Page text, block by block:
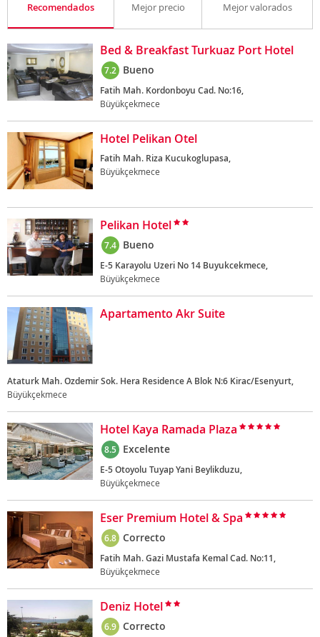
Recomendados Mejor precio Mejor valorados
Bed & Breakfast Turkuaz Port Hotel
7.2 Bueno
Fatih Mah. Kordonboyu Cad. No:16,
Büyükçekmece
Hotel Pelikan Otel
Fatih Mah. Riza Kucukoglupasa,
Büyükçekmece
Pelikan Hotel
7.4 Bueno
E-5 Karayolu Uzeri No 14 Buyukcekmece,
Büyükçekmece
Apartamento Akr Suite
Ataturk Mah. Ozdemir Sok. Hera Residence A Blok N:6 Kirac/Esenyurt,
Büyükçekmece
Hotel Kaya Ramada Plaza
8.5 Excelente
E-5 Otoyolu Tuyap Yani Beylikduzu,
Büyükçekmece
Eser Premium Hotel & Spa
6.8 Correcto
Fatih Mah. Gazi Mustafa Kemal Cad. No:11,
Büyükçekmece
Deniz Hotel
6.9 Correcto